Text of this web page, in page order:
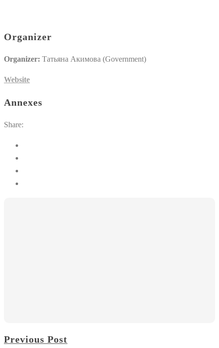
Organizer
Organizer: Татьяна Акимова (Government)
Website
Annexes
Share:
Previous Post